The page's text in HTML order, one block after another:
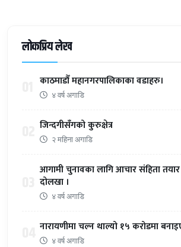
लोकप्रिय लेख
काठमाडौँ महानगरपालिकाका वडाहरु।
४ वर्ष अगाडि
जिन्दगीसँगको कुरुक्षेत्र
२ महिना अगाडि
आगामी चुनावका लागि आचार संहिता
दोलखा ।
४ वर्ष अगाडि
नारायणीमा चल्न थाल्यो १५ करोडमा
४ वर्ष अगाडि